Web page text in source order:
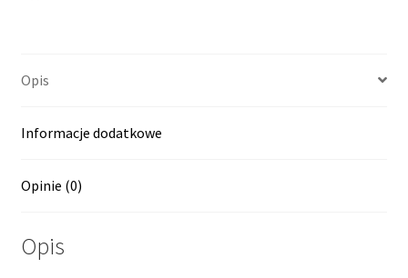
Opis
Informacje dodatkowe
Opinie (0)
Opis